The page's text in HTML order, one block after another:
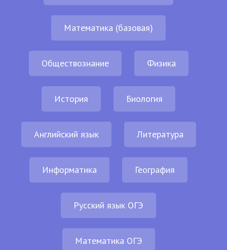
Математика (базовая)
Обществознание Физика
История Биология
Английский язык Литература
Информатика География
Русский язык ОГЭ
Математика ОГЭ